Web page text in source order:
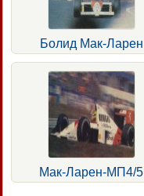
Болид Мак-Ларен
Мак-Ларен-МП4/5